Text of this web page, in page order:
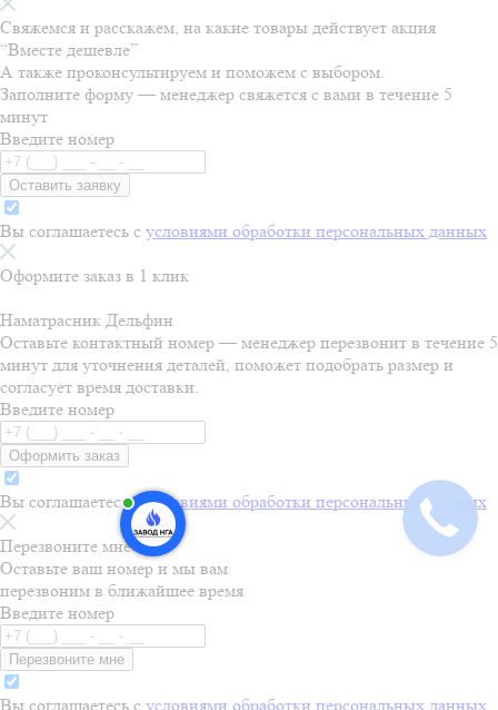
Свяжемся и расскажем, на какие товары действует акция
“Вместе дешевле”
А также проконсультируем и поможем с выбором.
Заполните форму — менеджер свяжется с вами в течение 5
минут
Введите номер
Оставить заявку
Вы соглашаетесь с условиями обработки персональных данных
Оформите заказ в 1 клик
Наматрасник Дельфин
Оставьте контактный номер — менеджер перезвонит в течение 5
минут для уточнения деталей, поможет подобрать размер и
согласует время доставки.
Введите номер
Оформить заказ
Вы соглашаетесь сусловиями обработки персональных данных
Перезвоните мне
Оставьте ваш номер и мы вам
перезвоним в ближайшее время
Введите номер
Перезвоните мне
Вы соглашаетесь с условиями обработки персональных данных